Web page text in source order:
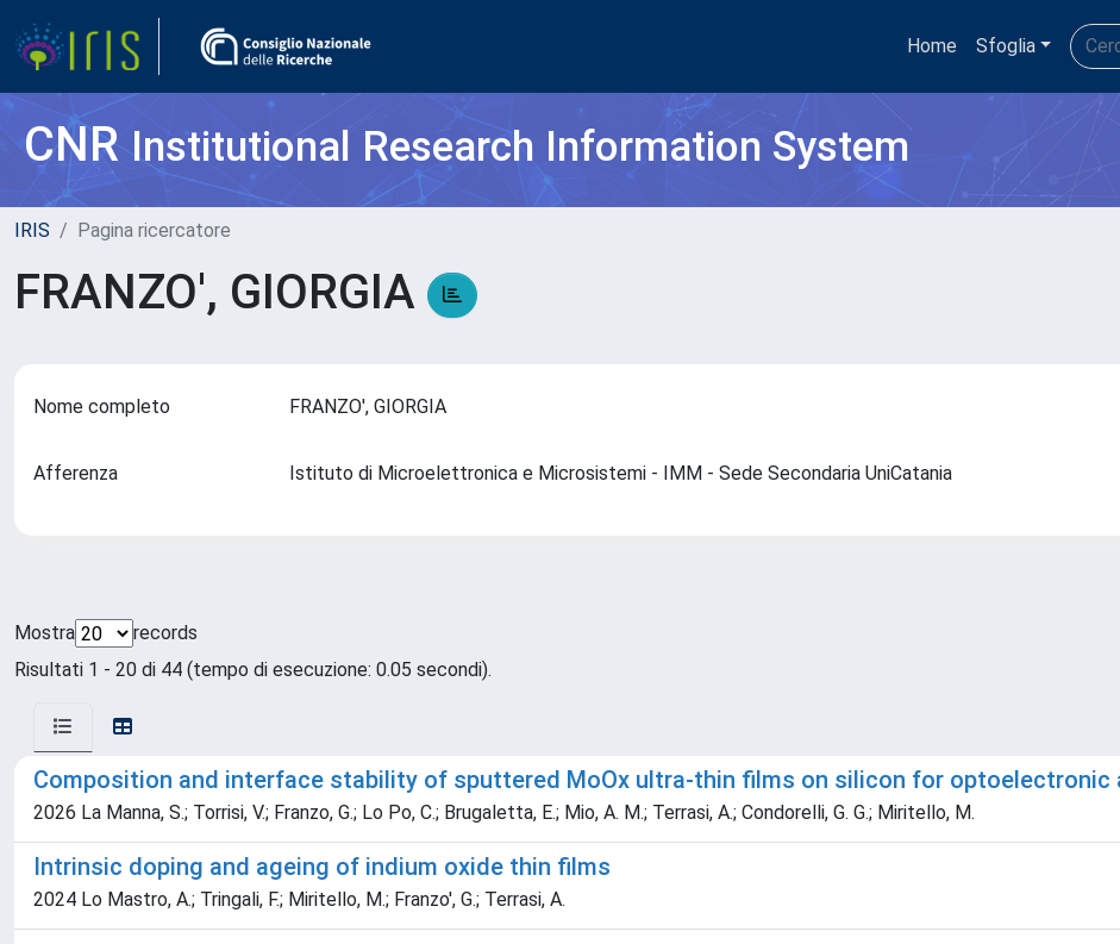
Home Sfoglia
CNRInstitutional Research Information System
IRIS Pagina ricercatore
FRANZO', GIORGIA
Nome completo FRANZO', GIORGIA
Afferenza Istituto di Microelettronica e Microsistemi - IMM - Sede Secondaria UniCatania
Mostra
records
Risultati 1 - 20 di 44 (tempo di esecuzione: 0.05 secondi).
Composition and interface stability of sputtered MoOx ultra-thin films on silicon for optoelectronic
2026 La Manna, S.; Torrisi, V.; Franzo, G.; Lo Po, C.; Brugaletta, E.; Mio, A. M.; Terrasi, A.; Condorelli, G. G.; Miritello, M.
Intrinsic doping and ageing of indium oxide thin films
2024 Lo Mastro, A.; Tringali, F.; Miritello, M.; Franzo', G.; Terrasi, A.